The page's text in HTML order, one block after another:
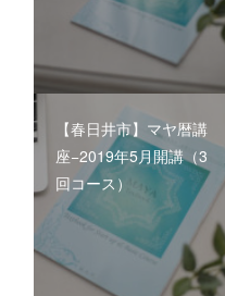
【春日井市】マヤ暦講
座−2019年5月開講（3
回コース）